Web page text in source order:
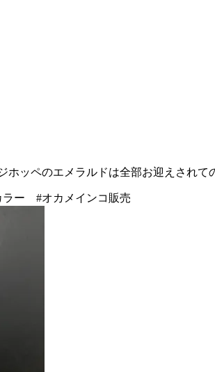
ッペのエメラルドは全部お迎えされて
ー #オカメインコ販売